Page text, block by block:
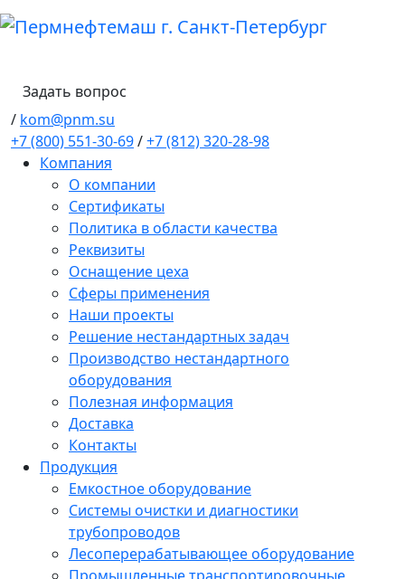
Задать вопрос
/ kom@pnm.su
+7 (800) 551-30-69/+7 (812) 320-28-98
Компания
О компании
Сертификаты
Политика в области качества
Реквизиты
Оснащение цеха
Сферы применения
Наши проекты
Решение нестандартных задач
Производство нестандартного
оборудования
Полезная информация
Доставка
Контакты
Продукция
Емкостное оборудование
Системы очистки и диагностики
трубопроводов
Лесоперерабатывающее оборудование